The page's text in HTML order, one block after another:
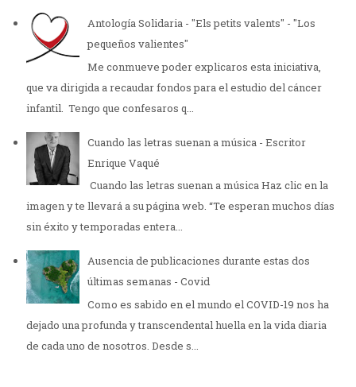
Antología Solidaria - "Els petits valents" - "Los
pequeños valientes"
Me conmueve poder explicaros esta iniciativa,
que va dirigida a recaudar fondos para el estudio del cáncer
infantil. Tengo que confesaros q...
Cuando las letras suenan a música - Escritor
Enrique Vaqué
Cuando las letras suenan a música Haz clic en la
imagen y te llevará a su página web. “Te esperan muchos días
sin éxito y temporadas entera...
Ausencia de publicaciones durante estas dos
últimas semanas - Covid
Como es sabido en el mundo el COVID-19 nos ha
dejado una profunda y transcendental huella en la vida diaria
de cada uno de nosotros. Desde s...